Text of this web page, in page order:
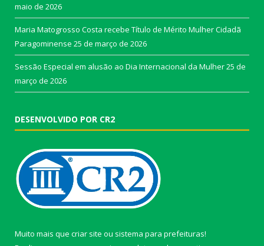
maio de 2026
Maria Matogrosso Costa recebe Título de Mérito Mulher Cidadã
Paragominense 25 de março de 2026
Sessão Especial em alusão ao Dia Internacional da Mulher25 de
março de 2026
DESENVOLVIDO POR CR2
Muito mais que criar site ou sistema para prefeituras!